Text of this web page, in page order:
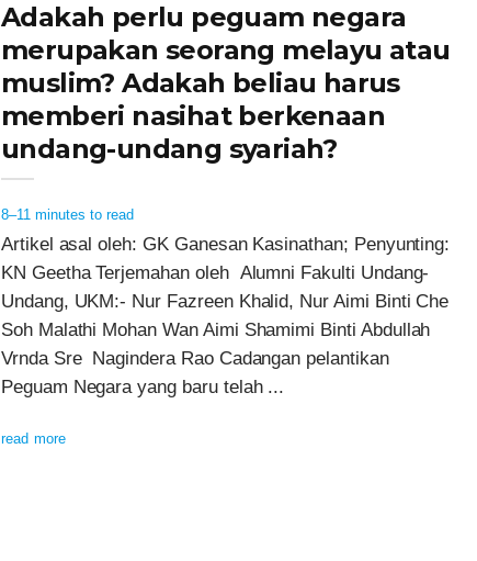
Adakah perlu peguam negara
merupakan seorang melayu atau
muslim? Adakah beliau harus
memberi nasihat berkenaan
undang-undang syariah?
8–11 minutes to read
Artikel asal oleh: GK Ganesan Kasinathan; Penyunting:
KN Geetha Terjemahan oleh Alumni Fakulti Undang-
Undang, UKM:- Nur Fazreen Khalid, Nur Aimi Binti Che
Soh Malathi Mohan Wan Aimi Shamimi Binti Abdullah
Vrnda Sre Nagindera Rao Cadangan pelantikan
Peguam Negara yang baru telah ...
read more